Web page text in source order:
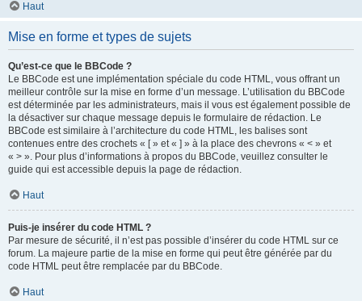
Haut
Mise en forme et types de sujets
Qu’est-ce que le BBCode ?
Le BBCode est une implémentation spéciale du code HTML, vous offrant un
meilleur contrôle sur la mise en forme d’un message. L’utilisation du BBCode
est déterminée par les administrateurs, mais il vous est également possible de
la désactiver sur chaque message depuis le formulaire de rédaction. Le
BBCode est similaire à l’architecture du code HTML, les balises sont
contenues entre des crochets « [ » et « ] » à la place des chevrons « < » et
« > ». Pour plus d’informations à propos du BBCode, veuillez consulter le
guide qui est accessible depuis la page de rédaction.
Haut
Puis-je insérer du code HTML ?
Par mesure de sécurité, il n’est pas possible d’insérer du code HTML sur ce
forum. La majeure partie de la mise en forme qui peut être générée par du
code HTML peut être remplacée par du BBCode.
Haut